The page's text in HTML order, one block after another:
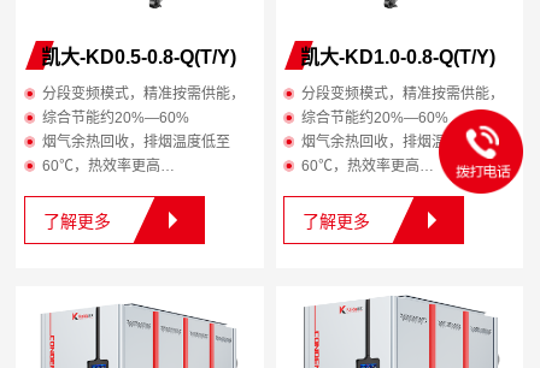
凯大-KD0.5-0.8-Q(T/Y)
分段变频模式，精准按需供能，
综合节能约20%—60%
烟气余热回收，排烟温度低至
60℃，热效率更高
无需报装年审
智能模组设计，各模组互为备
置，蒸汽焓热值更高
即开即用，减少预热浪费，高效
节能
了解更多
凯大-KD1.0-0.8-Q(T/Y)
分段变频模式，精准按需供能，
综合节能约20%—60%
烟气余热回收，排烟温度低至
60℃，热效率更高
整机几何水容积小于30升，安全
无需报装年审
智能模组设计，各模组互为备
置，蒸汽焓热值更高
即开即用，减少预热浪费，高效
节能
了解更多